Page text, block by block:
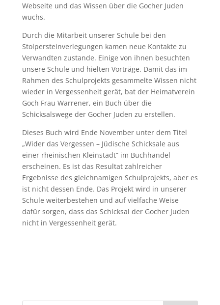
Webseite und das Wissen über die Gocher Juden
wuchs.
Durch die Mitarbeit unserer Schule bei den
Stolpersteinverlegungen kamen neue Kontakte zu
Verwandten zustande. Einige von ihnen besuchten
unsere Schule und hielten Vorträge. Damit das im
Rahmen des Schulprojekts gesammelte Wissen nicht
wieder in Vergessenheit gerät, bat der Heimatverein
Goch Frau Warrener, ein Buch über die
Schicksalswege der Gocher Juden zu erstellen.
Dieses Buch wird Ende November unter dem Titel
„Wider das Vergessen – Jüdische Schicksale aus
einer rheinischen Kleinstadt” im Buchhandel
erscheinen. Es ist das Resultat zahlreicher
Ergebnisse des gleichnamigen Schulprojekts, aber es
ist nicht dessen Ende. Das Projekt wird in unserer
Schule weiterbestehen und auf vielfache Weise
dafür sorgen, dass das Schicksal der Gocher Juden
nicht in Vergessenheit gerät.